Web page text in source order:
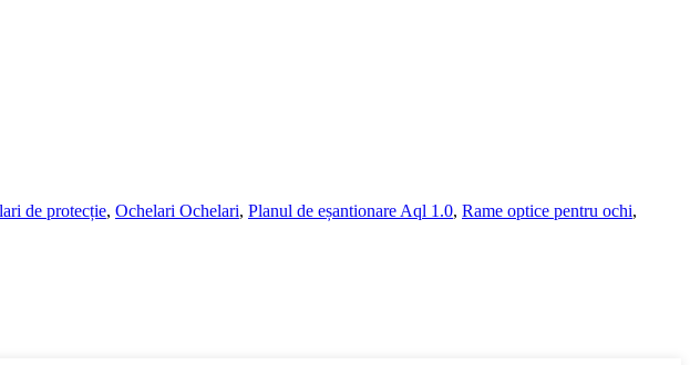
de protecție, Ochelari Ochelari, Planul de eșantionare Aql 1.0, Rame optice pentru ochi,